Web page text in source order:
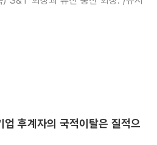
후계자의 국적이탈은 질적으